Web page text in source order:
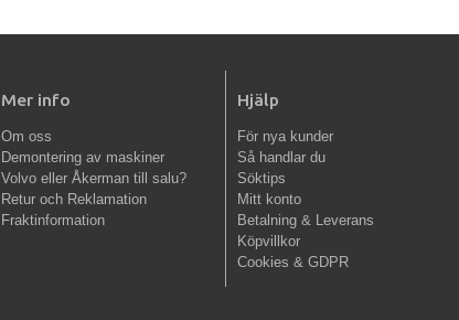
Mer info
Om oss
Demontering av maskiner
Volvo eller Åkerman till salu?
Retur och Reklamation
Fraktinformation
Hjälp
För nya kunder
Så handlar du
Söktips
Mitt konto
Betalning & Leverans
Köpvillkor
Cookies & GDPR